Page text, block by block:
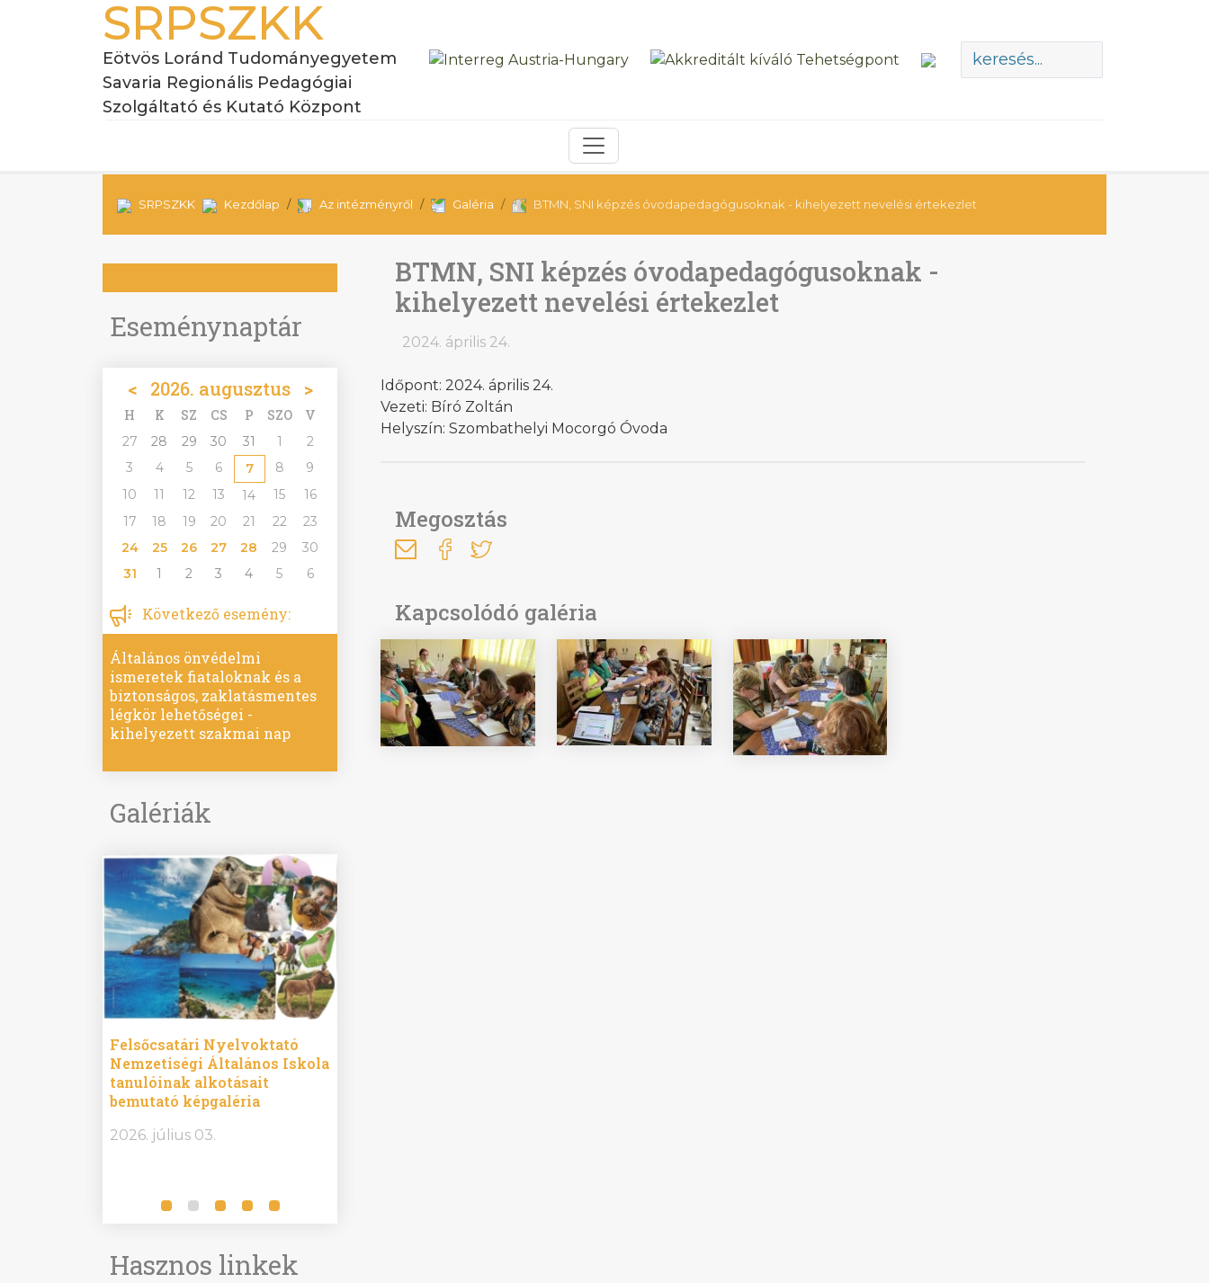
SRPSZKK
Eötvös Loránd Tudományegyetem
Savaria Regionális Pedagógiai
Szolgáltató és Kutató Központ
SRPSZKK Kezdőlap Az intézményről Galéria BTMN, SNI képzés óvodapedagógusoknak - kihelyezett nevelési értekezlet
Eseménynaptár
< 2026. augusztus >
H K SZ CS P SZO V
27 28 29 30 31 1
2
3
4 5 6 7 8
9
10
11 12 13 14 15
16
17
18 19 20 21 22
23
24
25 26 27 28 29
30
31
1 2 3 4 5 6
Következő esemény:
Általános önvédelmi
ismeretek fiataloknak és a
biztonságos, zaklatásmentes
légkör lehetőségei -
kihelyezett szakmai nap
Galériák
Felsőcsatári Nyelvoktató
Nemzetiségi Általános Iskola
tanulóinak alkotásait
bemutató képgaléria
2026. július 03.
Hasznos linkek
BTMN, SNI képzés óvodapedagógusoknak -
kihelyezett nevelési értekezlet
2024. április 24.
Időpont: 2024. április 24.
Vezeti: Bíró Zoltán
Helyszín: Szombathelyi Mocorgó Óvoda
Megosztás
Kapcsolódó galéria